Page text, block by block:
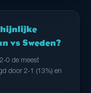
vs Sweden?
0 de meest
door 2-1 (13%) en